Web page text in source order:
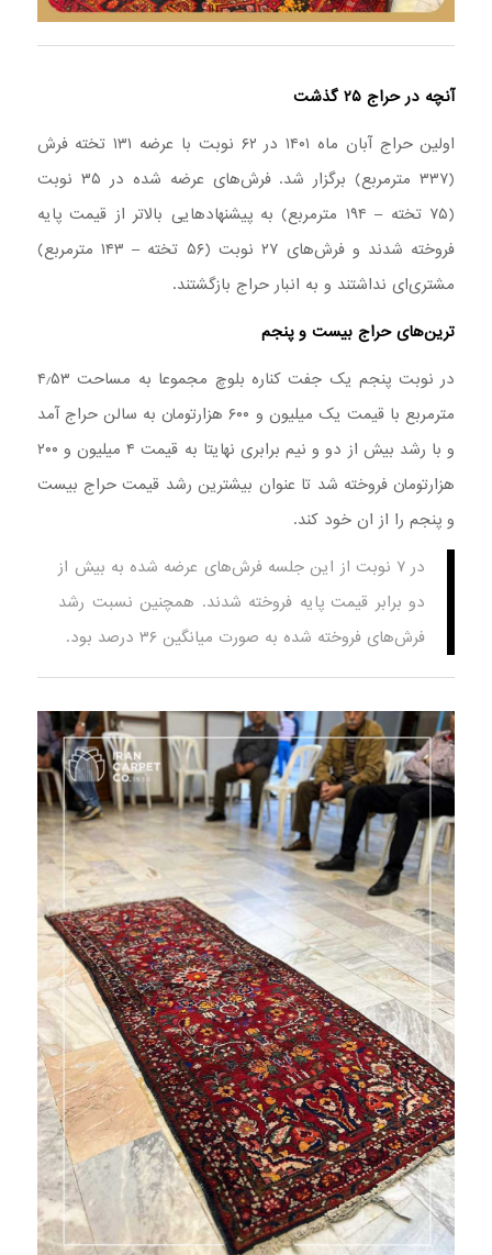
آنچه در حراج ۲۵ گذشت
اولین حراج آبان ماه ۱۴۰۱ در ۶۲ نوبت با عرضه ۱۳۱ تخته فرش
(۳۳۷ مترمربع) برگزار شد. فرش‌های عرضه شده در ۳۵ نوبت
(۷۵ تخته – ۱۹۴ مترمربع) به پیشنهادهایی بالاتر از قیمت پایه
فروخته شدند و فرش‌های ۲۷ نوبت (۵۶ تخته – ۱۴۳ مترمربع)
مشتری‌ای نداشتند و به انبار حراج بازگشتند.
ترین‌های حراج بیست و پنجم
در نوبت پنجم یک جفت کناره بلوچ مجموعا به مساحت ۴٫۵۳
مترمربع با قیمت یک میلیون و ۶۰۰ هزارتومان به سالن حراج آمد
و با رشد بیش از دو و نیم برابری نهایتا به قیمت ۴ میلیون و ۲۰۰
هزارتومان فروخته شد تا عنوان بیشترین رشد قیمت حراج بیست
و پنجم را از ان خود کند.
در ۷ نوبت از این جلسه فرش‌های عرضه شده به بیش از
دو برابر قیمت پایه فروخته شدند. همچنین نسبت رشد
فرش‌های فروخته شده به صورت میانگین ۳۶ درصد بود.